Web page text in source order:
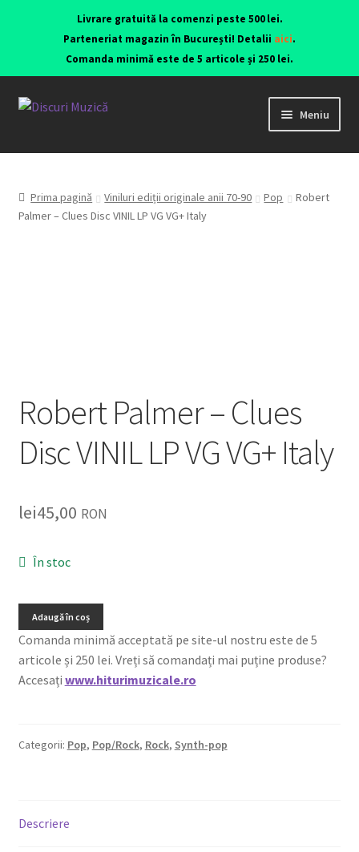
Livrare gratuită la comenzi peste 500 lei.
Parteneriat magazin în București! Detalii aici.
Comanda minimă este de 5 articole și 250 lei.
Meniu
Viniluri ediții originale anii 70-90
CD-uri originale
Oferta lunii
Contul meu
Prima pagină Viniluri ediții originale anii 70-90 Pop
Robert
Palmer – Clues Disc VINIL LP VG VG+ Italy
Robert Palmer – Clues
Disc VINIL LP VG VG+ Italy
lei45,00 RON
În stoc
Adaugă în coș
Comanda minimă acceptată pe site-ul nostru este de 5
articole și 250 lei. Vreți să comandați mai puține produse?
Accesați www.hiturimuzicale.ro
Categorii: Pop, Pop/Rock, Rock, Synth-pop
Descriere